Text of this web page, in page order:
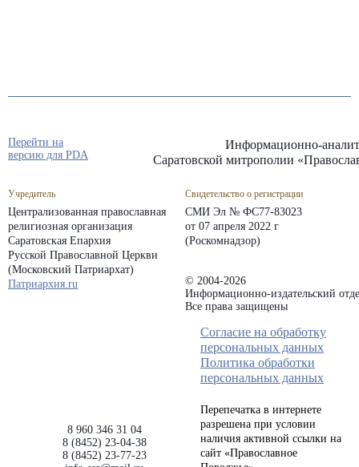
8 960 346 31 04
8 (8452) 23-04-38
8 (8452) 23-77-23
Информационно-
Саратовской митрополии
Учредитель
Централизованная православная
религиозная организация
Саратовская Епархия
Русской Православной Церкви
(Московский Патриархат)
Патриархия.ru
Свидетельство о регистрации
СМИ Эл № ФС77-83023
от 07 апреля 2022 г
(Роскомнадзор)
© 2004-2026
Информационно-издательский
Все права защищены
Согласие на обработку
персональных данных
Политика обработки
персональных данных
Перепечатка в интернете
разрешена при условии
наличия активной ссылки на
сайт «Православное
Перейти на
версию для PDA